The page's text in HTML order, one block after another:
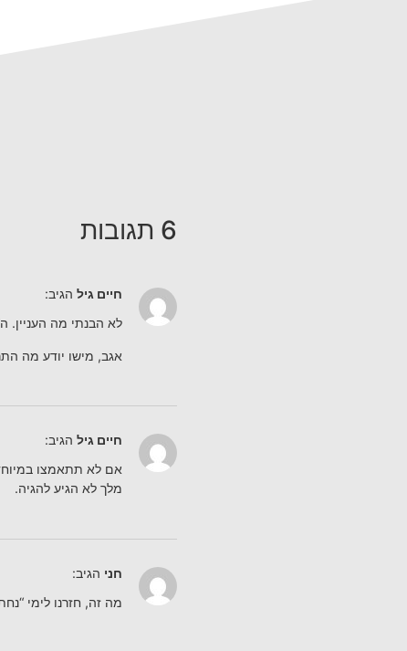
6 תגובות
חיים גיל הגיב:
לא הבנתי מה העניין.
אגב, מישו יודע מה
חיים גיל הגיב:
אם לא תתאמצו
מלך לא הגיע להגיה.
חני הגיב:
מה זה, חזרנו לימי